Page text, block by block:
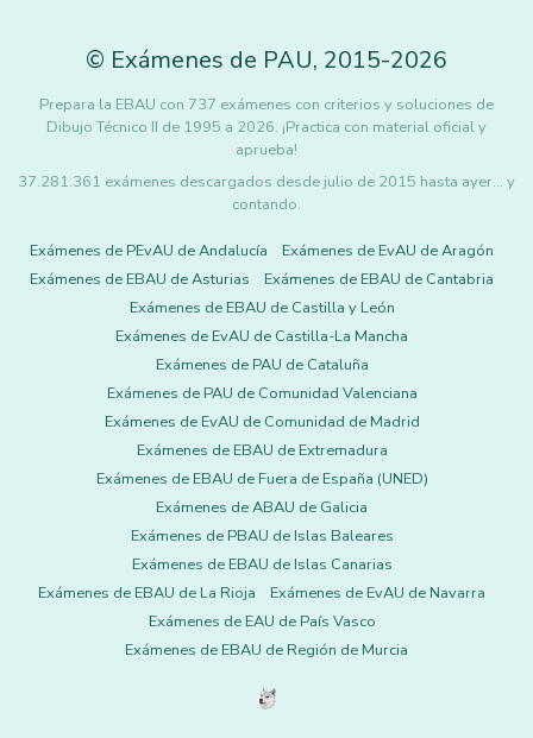
© Exámenes de PAU, 2015-2026
Prepara la EBAU con 737 exámenes con criterios y soluciones de
Dibujo Técnico II de 1995 a 2026. ¡Practica con material oficial y
aprueba!
37.281.361 exámenes descargados desde julio de 2015 hasta ayer... y
contando.
Exámenes de PEvAU de Andalucía
Exámenes de EvAU de Aragón
Exámenes de EBAU de Asturias
Exámenes de EBAU de Cantabria
Exámenes de EBAU de Castilla y León
Exámenes de EvAU de Castilla-La Mancha
Exámenes de PAU de Cataluña
Exámenes de PAU de Comunidad Valenciana
Exámenes de EvAU de Comunidad de Madrid
Exámenes de EBAU de Extremadura
Exámenes de EBAU de Fuera de España (UNED)
Exámenes de ABAU de Galicia
Exámenes de PBAU de Islas Baleares
Exámenes de EBAU de Islas Canarias
Exámenes de EBAU de La Rioja
Exámenes de EvAU de Navarra
Exámenes de EAU de País Vasco
Exámenes de EBAU de Región de Murcia